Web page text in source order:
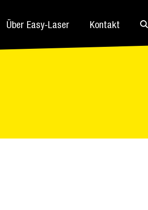
Über Easy-Laser Kontakt